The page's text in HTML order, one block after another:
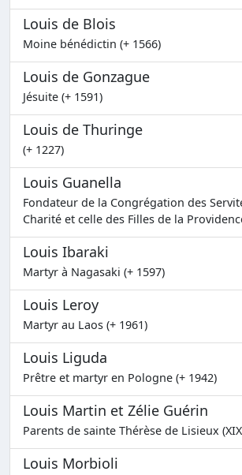
Louis de Blois
Moine bénédictin (+ 1566)
Louis de Gonzague
Jésuite (+ 1591)
Louis de Thuringe
(+ 1227)
Louis Guanella
Fondateur de la Congrégation des
Charité et celle des Filles de la
Louis Ibaraki
Martyr à Nagasaki (+ 1597)
Louis Leroy
Martyr au Laos (+ 1961)
Louis Liguda
Prêtre et martyr en Pologne (+ 1942)
Louis Martin et Zélie Guérin
Parents de sainte Thérèse de Lisieux (XIX
Louis Morbioli